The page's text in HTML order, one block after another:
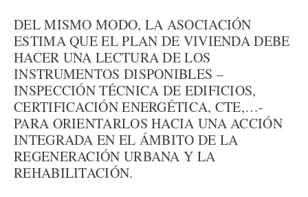
DEL MISMO MODO, LA ASOCIACIÓN
ESTIMA QUE EL PLAN DE VIVIENDA DEBE
HACER UNA LECTURA DE LOS
INSTRUMENTOS DISPONIBLES –
INSPECCIÓN TÉCNICA DE EDIFICIOS,
CERTIFICACIÓN ENERGÉTICA, CTE,…-
PARA ORIENTARLOS HACIA UNA ACCIÓN
INTEGRADA EN EL ÁMBITO DE LA
REGENERACIÓN URBANA Y LA
REHABILITACIÓN.